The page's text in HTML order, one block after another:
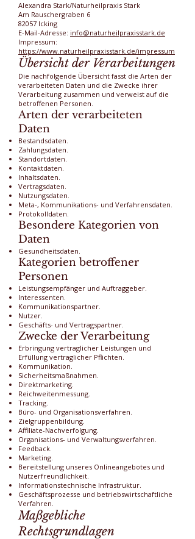
Alexandra Stark/Naturheilpraxis Stark
Am Rauschergraben 6
82057 Icking
E-Mail-Adresse: info@naturheilpraxisstark.de
Impressum:
https://www.naturheilpraxisstark.de/impressum
Übersicht der Verarbeitungen
Die nachfolgende Übersicht fasst die Arten der
verarbeiteten Daten und die Zwecke ihrer
Verarbeitung zusammen und verweist auf die
betroffenen Personen.
Arten der verarbeiteten
Daten
Bestandsdaten.
Zahlungsdaten.
Standortdaten.
Kontaktdaten.
Inhaltsdaten.
Vertragsdaten.
Nutzungsdaten.
Meta-, Kommunikations- und Verfahrensdaten.
Protokolldaten.
Besondere Kategorien von
Daten
Gesundheitsdaten.
Kategorien betroffener
Personen
Leistungsempfänger und Auftraggeber.
Interessenten.
Kommunikationspartner.
Nutzer.
Geschäfts- und Vertragspartner.
Zwecke der Verarbeitung
Erbringung vertraglicher Leistungen und
Erfüllung vertraglicher Pflichten.
Kommunikation.
Sicherheitsmaßnahmen.
Direktmarketing.
Reichweitenmessung.
Tracking.
Büro- und Organisationsverfahren.
Zielgruppenbildung.
Affiliate-Nachverfolgung.
Organisations- und Verwaltungsverfahren.
Feedback.
Marketing.
Bereitstellung unseres Onlineangebotes und
Nutzerfreundlichkeit.
Informationstechnische Infrastruktur.
Geschäftsprozesse und betriebswirtschaftliche
Verfahren.
Maßgebliche
Rechtsgrundlagen